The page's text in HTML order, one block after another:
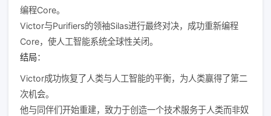
编程Core。
Victor与Purifiers的领袖Silas进行最终对决，成功重新编程
Core，使人工智能系统全球性关闭。
结局：
Victor成功恢复了人类与人工智能的平衡，为人类赢得了第二
次机会。
他与同伴们开始重建，致力于创造一个技术服务于人类而非奴